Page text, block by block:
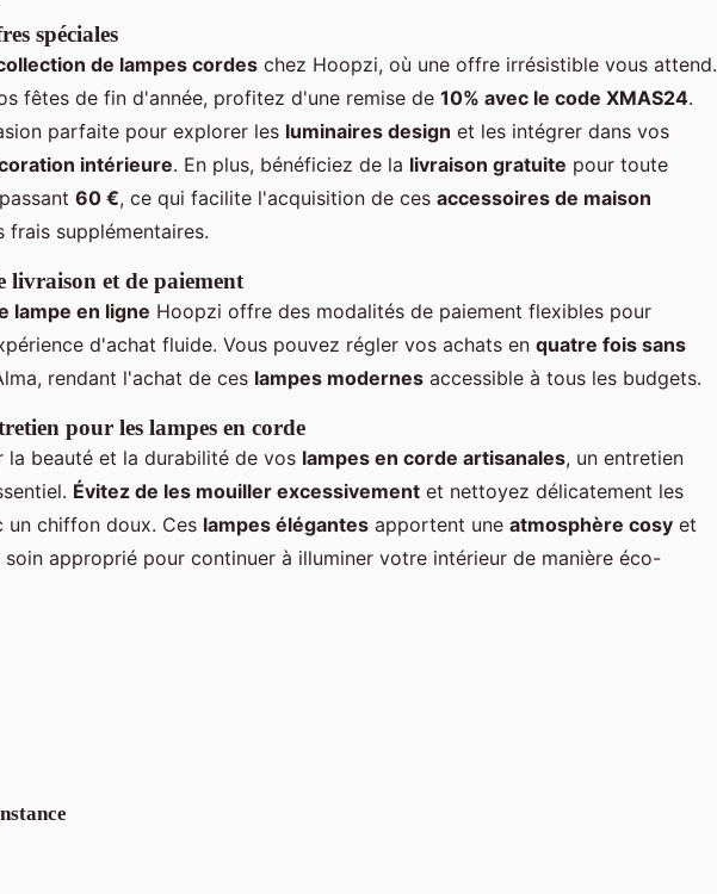
spéciales
de lampes cordes chez Hoopzi, où une offre irrésistible vous attend.
fêtes de fin d'année, profitez d'une remise de 10% avec le code XMAS24.
parfaite pour explorer les luminaires design et les intégrer dans vos
intérieure. En plus, bénéficiez de la livraison gratuite pour toute
60 €, ce qui facilite l'acquisition de ces accessoires de maison
frais supplémentaires.
livraison et de paiement
lampe en ligne Hoopzi offre des modalités de paiement flexibles pour
d'achat fluide. Vous pouvez régler vos achats en quatre fois sans
rendant l'achat de ces lampes modernes accessible à tous les budgets.
pour les lampes en corde
la beauté et la durabilité de vos lampes en corde artisanales, un entretien
Évitez de les mouiller excessivement et nettoyez délicatement les
un chiffon doux. Ces lampes élégantes apportent une atmosphère cosy et
soin approprié pour continuer à illuminer votre intérieur de manière éco-